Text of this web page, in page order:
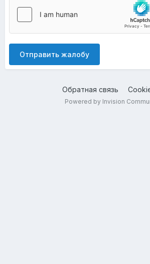
Отправить жалобу
Обратная связь
Powered by Invision